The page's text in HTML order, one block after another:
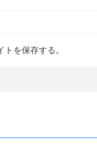
を保存する。